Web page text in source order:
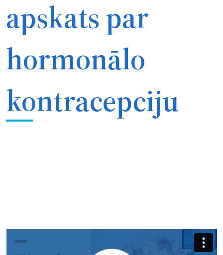
apskats par
hormonālo
kontracepciju